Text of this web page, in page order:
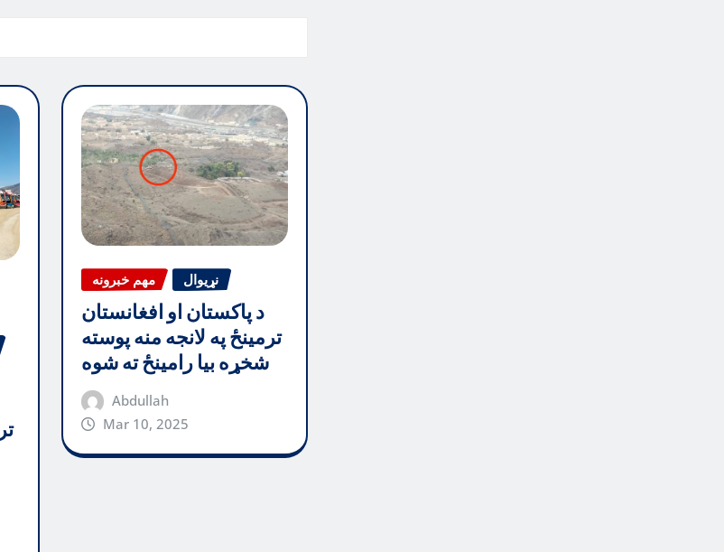
مهم خبرونه نړیوال
د پاکستان او افغانستان
ترمینځ په لانجه منه پوسته
شخړه بیا رامینځ ته شوه
Abdullah
Mar 10, 2025